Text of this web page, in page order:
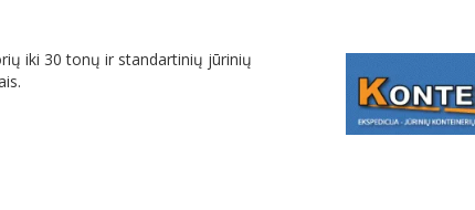
iki 30 tonų ir standartinių jūrinių